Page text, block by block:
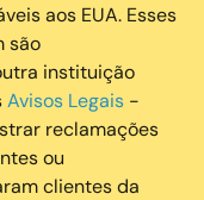
aos EUA. Esses
são
instituição
Avisos Legais -
reclamações
ou
clientes da